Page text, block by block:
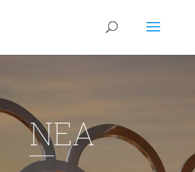
NEA